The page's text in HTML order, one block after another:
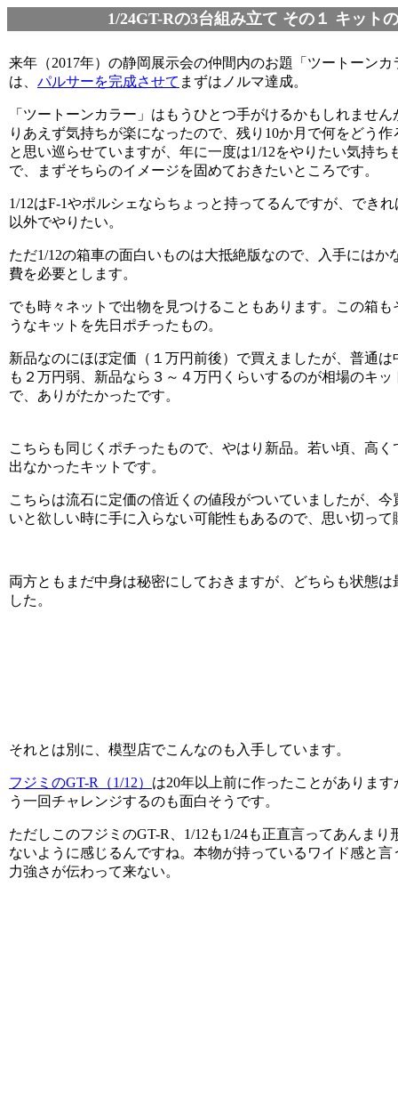
1/24GT-Rの3台組み立て その１ キット
来年（2017年）の静岡展示会の仲間内のお題「ツートーンカ
は、 パルサーを完成させて まずはノルマ達成。
「ツートーンカラー」はもうひとつ手がけるかもしれません
りあえず気持ちが楽になったので、残り10か月で何をどう作
と思い巡らせていますが、年に一度は1/12をやりたい気持ち
で、まずそちらのイメージを固めておきたいところです。
1/12はF-1やポルシェならちょっと持ってるんですが、でき
以外でやりたい。
ただ1/12の箱車の面白いものは大抵絶版なので、入手にはか
費を必要とします。
でも時々ネットで出物を見つけることもあります。この箱も
うなキットを先日ポチったもの。
新品なのにほぼ定価（１万円前後）で買えましたが、普通は
も２万円弱、新品なら３～４万円くらいするのが相場のキッ
で、ありがたかったです。
こちらも同じくポチったもので、やはり新品。若い頃、高く
出なかったキットです。
こちらは流石に定価の倍近くの値段がついていましたが、今
いと欲しい時に手に入らない可能性もあるので、思い切って
両方ともまだ中身は秘密にしておきますが、どちらも状態は
した。
それとは別に、模型店でこんなのも入手しています。
フジミのGT-R（1/12） は20年以上前に作ったことがあります
う一回チャレンジするのも面白そうです。
ただしこのフジミのGT-R、1/12も1/24も正直言ってあんまり
ないように感じるんですね。本物が持っているワイド感と言
力強さが伝わって来ない。